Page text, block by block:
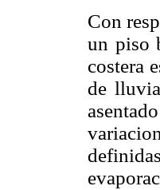
Con
un piso
costera
de